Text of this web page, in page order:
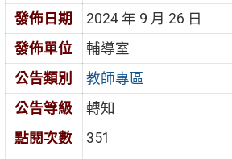
發佈日期
2024 年 9 月 26 日
發佈單位
輔導室
公告類別
教師專區
公告等級
轉知
點閱次數
351